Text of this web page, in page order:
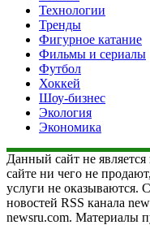
Технологии
Тренды
Фигурное катание
Фильмы и сериалы
Футбол
Хоккей
Шоу-бизнес
Экология
Экономика
Данный сайт не
сайте ни чего не
услуги не оказываются.
новостей RSS канала
newsru.com. Материалы